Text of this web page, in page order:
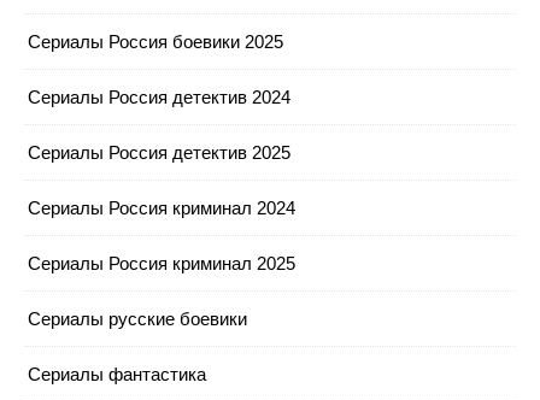
Сериалы Россия боевики 2025
Сериалы Россия детектив 2024
Сериалы Россия детектив 2025
Сериалы Россия криминал 2024
Сериалы Россия криминал 2025
Сериалы русские боевики
Сериалы фантастика